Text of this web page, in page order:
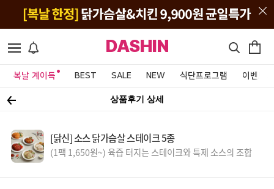
DASHIN
복날 계이득 BEST SALE NEW 식단프로그램 이벤트&
상품후기 상세
[닭신] 소스 닭가슴살 스테이크 5종
(1팩 1,650원~) 육즙 터지는 스테이크와 특제 소스의 조합